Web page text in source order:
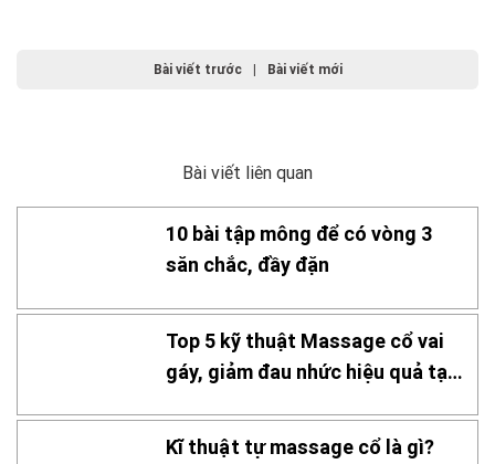
Bài viết trước | Bài viết mới
Bài viết liên quan
10 bài tập mông để có vòng 3
săn chắc, đầy đặn
Top 5 kỹ thuật Massage cổ vai
gáy, giảm đau nhức hiệu quả tại
Kĩ thuật tự massage cổ là gì?